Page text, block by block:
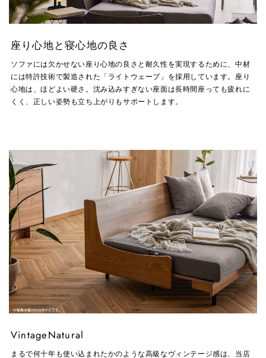
座り心地と寝心地の良さ
ソファには欠かせない座り心地の良さと耐久性を実現するために、中材
には特許技術で製造された「ライトウェーブ」を採用しています。座り
心地は、ほどよい硬さ。沈み込みすぎない座面は長時間座っても疲れに
くく、正しい姿勢も立ち上がりもサポートします。
VintageNatural
まるで何十年も使い込まれたかのような高級なヴィンテージ感は、当店